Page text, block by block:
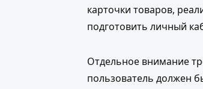
карточки товаров,
подготовить личный
Отдельное внимание
пользователь должен